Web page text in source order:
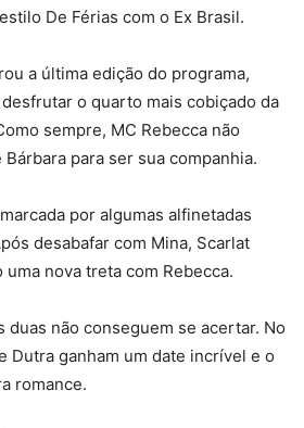
De Férias com o Ex Brasil.
a última edição do programa,
o quarto mais cobiçado da
sempre, MC Rebecca não
para ser sua companhia.
por algumas alfinetadas
desabafar com Mina, Scarlat
nova treta com Rebecca.
duas não conseguem se acertar. No
Dutra ganham um date incrível e o
romance.